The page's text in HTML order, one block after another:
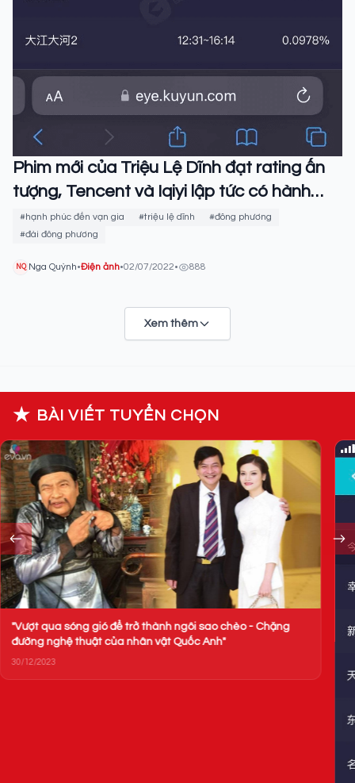
Phim mới của Triệu Lệ Dĩnh đạt rating ấn
tượng, Tencent và Iqiyi lập tức có hành
động 'ăn theo'
#hạnh phúc đến vạn gia #triệu lệ dĩnh
#đông phương
#đài đông phương
NQ Nga Quỳnh•Điện ảnh•02/07/2022• 888
Xem thêm
★ BÀI VIẾT TUYỂN CHỌN
"Vượt qua sóng gió để trở thành ngôi sao chèo - Chặng
đường nghệ thuật của nhân vật Quốc Anh"
30/12/2023